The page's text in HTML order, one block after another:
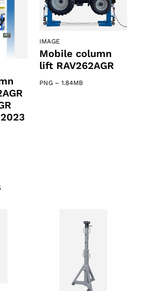
IMAGE
Mobile column
lift RAV262AGR
PNG – 1.84MB